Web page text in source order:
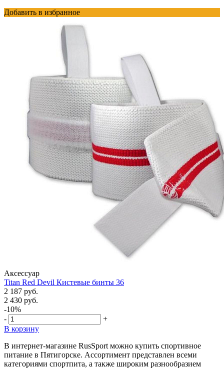
Добавить в избранное
Аксессуар
Titan Red Devil Кистевые бинты 36
2 187 руб.
2 430 руб.
-10%
-
+
В корзину
В интернет-магазине RusSport можно купить спортивное
питание в Пятигорске. Ассортимент представлен всеми
категориями спортпита, а также широким разнообразием